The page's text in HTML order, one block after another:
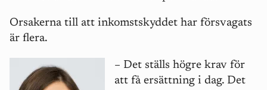
Orsakerna till att inkomstskyddet har försvagats
är flera.
– Det ställs högre krav för
att få ersättning i dag. Det